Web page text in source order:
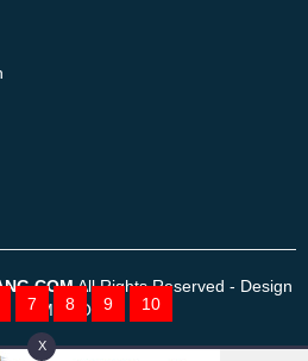
7 8 9 10
All Rights Reserved - Design
TOMODO
X